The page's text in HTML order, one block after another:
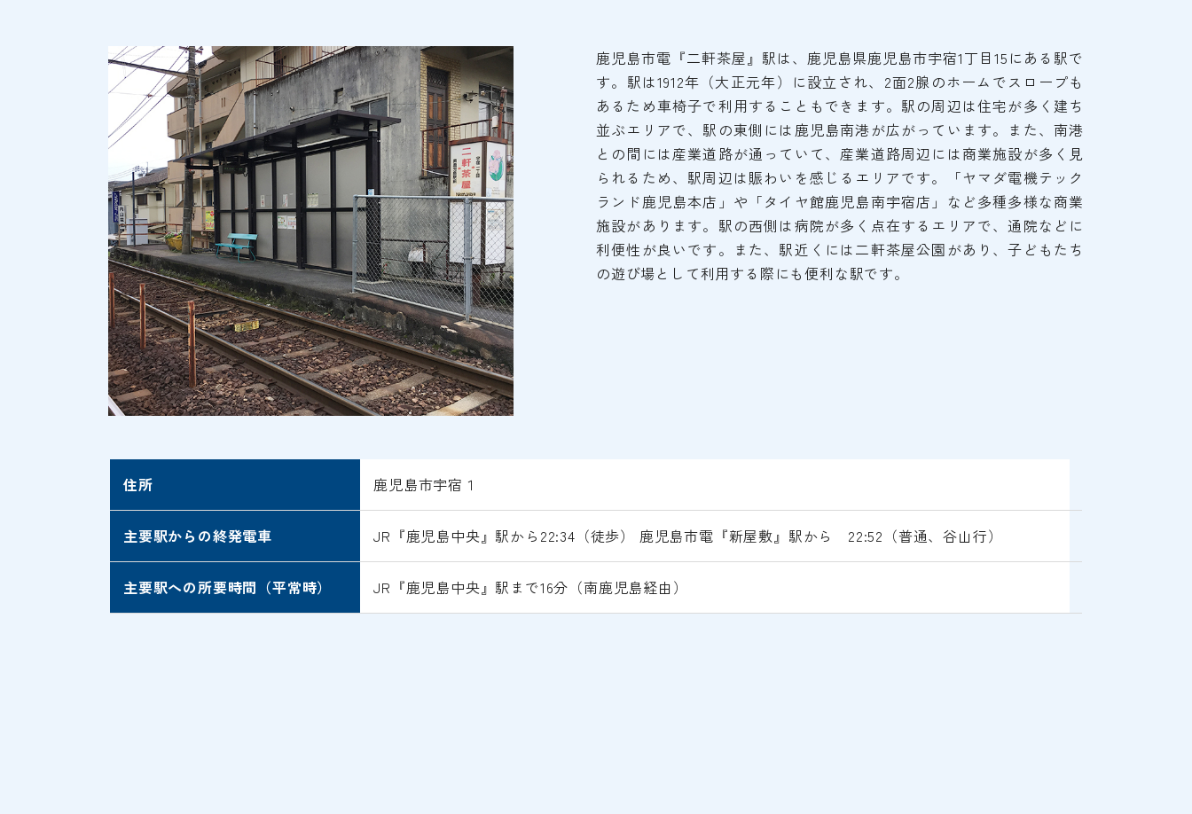
鹿児島市電『二軒茶屋』駅は、鹿児島県鹿児島市宇宿1丁目15にある駅で
す。駅は1912年（大正元年）に設立され、2面2腺のホームでスロープも
あるため車椅子で利用することもできます。駅の周辺は住宅が多く建ち
並ぶエリアで、駅の東側には鹿児島南港が広がっています。また、南港
との間には産業道路が通っていて、産業道路周辺には商業施設が多く見
られるため、駅周辺は賑わいを感じるエリアです。「ヤマダ電機テック
ランド鹿児島本店」や「タイヤ館鹿児島南宇宿店」など多種多様な商業
施設があります。駅の西側は病院が多く点在するエリアで、通院などに
利便性が良いです。また、駅近くには二軒茶屋公園があり、子どもたち
の遊び場として利用する際にも便利な駅です。
住所 鹿児島市宇宿１
主要駅からの終発電車 JR『鹿児島中央』駅から22:34（徒歩） 鹿児島市電『新屋敷』駅から 22:52（普通、谷山行）
主要駅への所要時間（平常時） JR『鹿児島中央』駅まで16分（南鹿児島経由）